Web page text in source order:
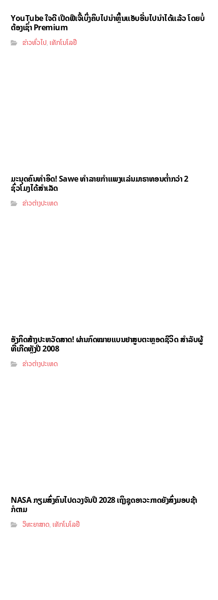
YouTube ໃຈດີ ເປີດຟີເຈີ້ເບິ່ງຄິບໄປນຳຫຼິ້ນແອັບອື່ນໄປນຳໄດ້ແລ້ວ ໂດຍບໍ່
ຕ້ອງເຊົ່າ Premium
ຂ່າວທົ່ວໄປ,ເທັກໂນໂລຢີ
ມະນຸດຄົນທຳອິດ! Sawe ທຳລາຍກຳແພງແລ່ນມາຣາທອນຕ່ຳກວ່າ 2
ຊົ່ວໂມງໄດ້ສຳເລັດ
ຂ່າວຕ່າງປະເທດ
ອັງກິດສ້າງປະຫວັດສາດ! ຜ່ານກົດໝາຍແບນຢາສູບຕະຫຼອດຊີວິດ ສຳລັບຜູ້
ທີ່ເກີດຫຼັງປີ 2008
ຂ່າວຕ່າງປະເທດ
NASA ກຽມສົ່ງຄົນໄປດວງຈັນປີ 2028 ເຖິງຊຸດອາວະກາດຍັງສົ່ງມອບຊ້າ
ກໍຕາມ
ວິທະຍາສາດ,ເທັກໂນໂລຢີ